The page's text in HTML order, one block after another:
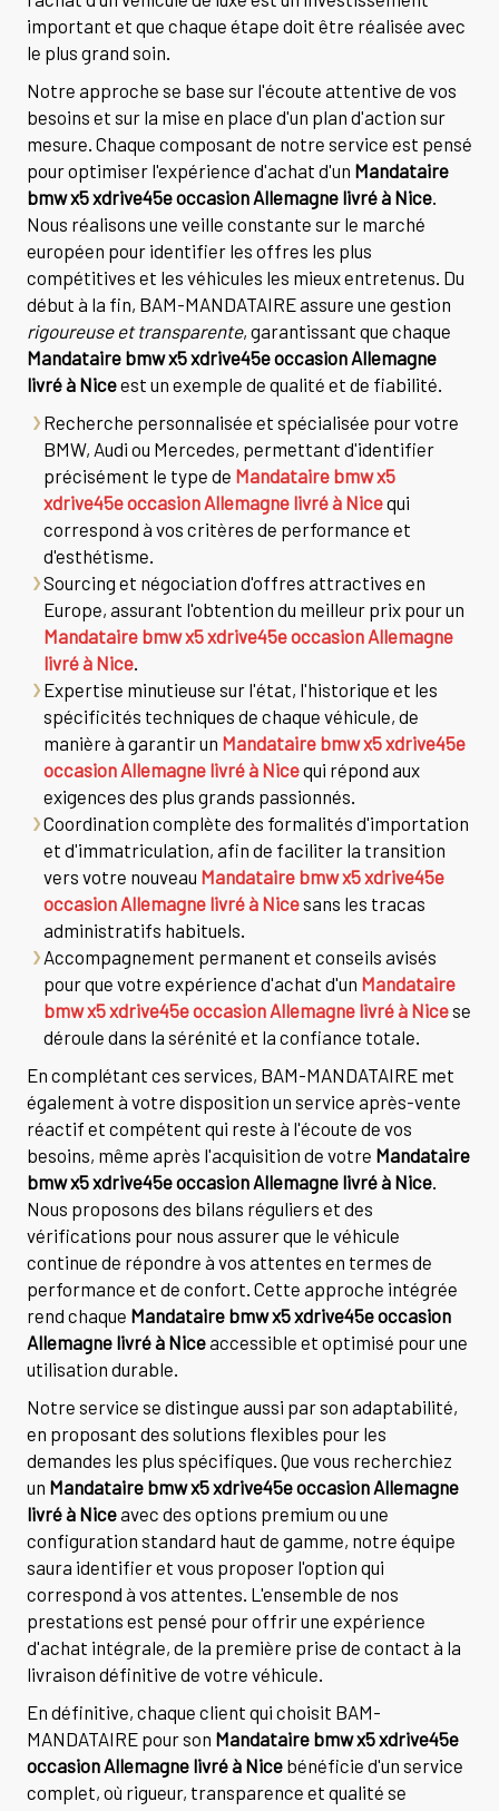
important et que chaque étape doit être réalisée avec
le plus grand soin.
Notre approche se base sur l'écoute attentive de vos
besoins et sur la mise en place d'un plan d'action sur
mesure. Chaque composant de notre service est pensé
pour optimiser l'expérience d'achat d'un Mandataire
bmw x5 xdrive45e occasion Allemagne livré à Nice.
Nous réalisons une veille constante sur le marché
européen pour identifier les offres les plus
compétitives et les véhicules les mieux entretenus. Du
début à la fin, BAM-MANDATAIRE assure une gestion
rigoureuse et transparente, garantissant que chaque
Mandataire bmw x5 xdrive45e occasion Allemagne
livré à Niceest un exemple de qualité et de fiabilité.
Recherche personnalisée et spécialisée pour votre
BMW, Audi ou Mercedes, permettant d'identifier
précisément le type de Mandataire bmw x5
xdrive45e occasion Allemagne livré à Nicequi
correspond à vos critères de performance et
d'esthétisme.
Sourcing et négociation d'offres attractives en
Europe, assurant l'obtention du meilleur prix pour un
Mandataire bmw x5 xdrive45e occasion Allemagne
livré à Nice.
Expertise minutieuse sur l'état, l'historique et les
spécificités techniques de chaque véhicule, de
manière à garantir un Mandataire bmw x5 xdrive45e
occasion Allemagne livré à Nicequi répond aux
exigences des plus grands passionnés.
Coordination complète des formalités d'importation
et d'immatriculation, afin de faciliter la transition
vers votre nouveau Mandataire bmw x5 xdrive45e
occasion Allemagne livré à Nicesans les tracas
administratifs habituels.
Accompagnement permanent et conseils avisés
pour que votre expérience d'achat d'un Mandataire
bmw x5 xdrive45e occasion Allemagne livré à Nicese
déroule dans la sérénité et la confiance totale.
En complétant ces services, BAM-MANDATAIRE met
également à votre disposition un service après-vente
réactif et compétent qui reste à l'écoute de vos
besoins, même après l'acquisition de votre Mandataire
bmw x5 xdrive45e occasion Allemagne livré à Nice.
Nous proposons des bilans réguliers et des
vérifications pour nous assurer que le véhicule
continue de répondre à vos attentes en termes de
performance et de confort. Cette approche intégrée
rend chaque Mandataire bmw x5 xdrive45e occasion
Allemagne livré à Niceaccessible et optimisé pour une
utilisation durable.
Notre service se distingue aussi par son adaptabilité,
en proposant des solutions flexibles pour les
demandes les plus spécifiques. Que vous recherchiez
un Mandataire bmw x5 xdrive45e occasion Allemagne
livré à Niceavec des options premium ou une
configuration standard haut de gamme, notre équipe
saura identifier et vous proposer l'option qui
correspond à vos attentes. L'ensemble de nos
prestations est pensé pour offrir une expérience
d'achat intégrale, de la première prise de contact à la
livraison définitive de votre véhicule.
En définitive, chaque client qui choisit BAM-
MANDATAIRE pour son Mandataire bmw x5 xdrive45e
occasion Allemagne livré à Nicebénéficie d'un service
complet, où rigueur, transparence et qualité se